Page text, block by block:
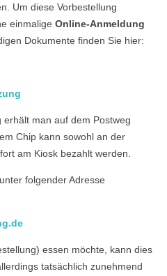
Um diese Vorbestellung
einmalige Online-Anmeldung
Dokumente finden Sie hier:
man auf dem Postweg
Chip kann sowohl an der
am Kiosk bezahlt werden.
folgender Adresse
essen möchte, kann dies
tatsächlich zunehmend